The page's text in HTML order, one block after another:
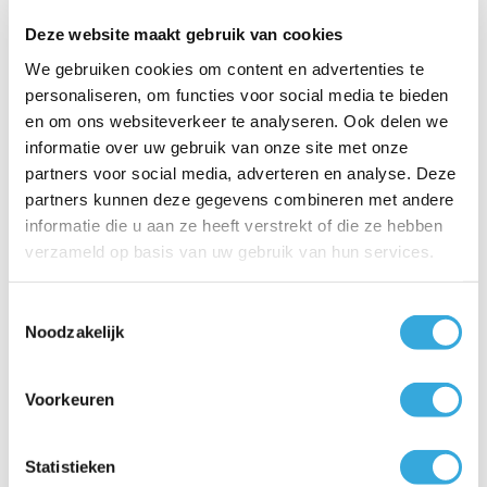
Deze website maakt gebruik van cookies
We gebruiken cookies om content en advertenties te
personaliseren, om functies voor social media te bieden
en om ons websiteverkeer te analyseren. Ook delen we
informatie over uw gebruik van onze site met onze
partners voor social media, adverteren en analyse. Deze
partners kunnen deze gegevens combineren met andere
informatie die u aan ze heeft verstrekt of die ze hebben
verzameld op basis van uw gebruik van hun services.
Noodzakelijk
Voorkeuren
Statistieken
1.389,00
Op voorraad
Sendo AEOLOS airco Multi-
split set 2 x 3.5 kW
Voeg toe aan vergelijking
1.435,00
Op voorraad
split set 1 x 2.5 kW + 1 x 5 kW